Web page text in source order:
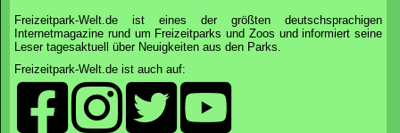
Freizeitpark-Welt.de ist eines der größten deutschsprachigen
Internetmagazine rund um Freizeitparks und Zoos und informiert seine
Leser tagesaktuell über Neuigkeiten aus den Parks.
Freizeitpark-Welt.de ist auch auf: